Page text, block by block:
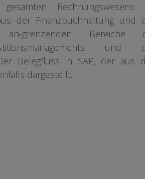
Rechnungswesens.
der Finanzbuchhaltung und
grenzenden Bereiche
und
Belegfluss in SAP, der aus
dargestellt.